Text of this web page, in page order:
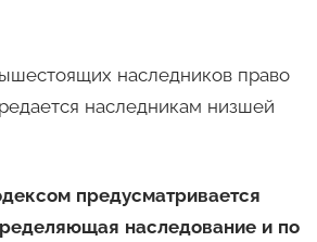
наследников право
наследникам низшей
предусматривается
наследование и по